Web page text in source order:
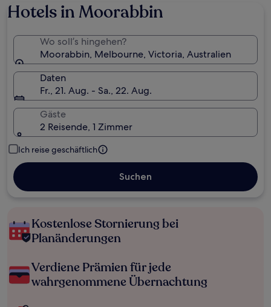
Hotels in Moorabbin
Wo soll’s hingehen?
Moorabbin, Melbourne, Victoria, Australien
Daten
Fr., 21. Aug. - Sa., 22. Aug.
Gäste
2 Reisende, 1 Zimmer
Ich reise geschäftlich
Suchen
Kostenlose Stornierung bei
Planänderungen
Verdiene Prämien für jede
wahrgenommene Übernachtung